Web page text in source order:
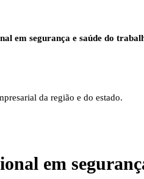
em segurança e saúde do
da região e do estado.
em